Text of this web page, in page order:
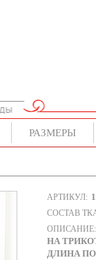
РАЗМЕРЫ
АРТИКУЛ:
СОСТАВ
ОПИСАНИЕ:
НА
ДЛИНА